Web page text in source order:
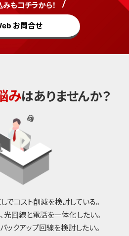
もコチラから！
お問合せ
みはありませんか？
でコスト削減を検討している。
光回線と電話を一体化したい。
ックアップ回線を検討したい。